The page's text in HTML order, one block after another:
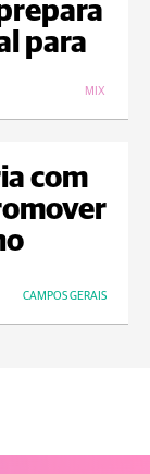
para
MIX
com
CAMPOS GERAIS